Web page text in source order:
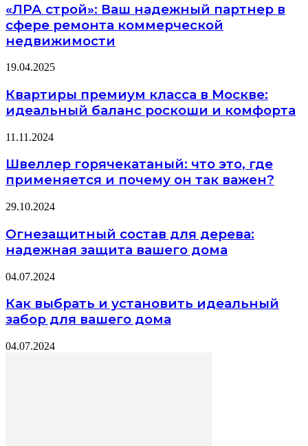
«ЛРА строй»: Ваш надежный партнер в
сфере ремонта коммерческой
недвижимости
19.04.2025
Квартиры премиум класса в Москве:
идеальный баланс роскоши и комфорта
11.11.2024
Швеллер горячекатаный: что это, где
применяется и почему он так важен?
29.10.2024
Огнезащитный состав для дерева:
надежная защита вашего дома
04.07.2024
Как выбрать и установить идеальный
забор для вашего дома
04.07.2024